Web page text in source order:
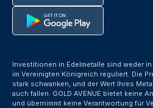
Investitionen in Edelmetalle sind weder
im Vereinigten Königreich reguliert. Die
stark schwanken, und der Wert Ihres
auch fallen. GOLD AVENUE bietet keine
und übernimmt keine Verantwortung für